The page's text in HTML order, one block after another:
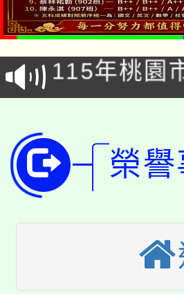
局官網。
8月14至27
開!
115年桃園
田徑場及游
桃園市低收
視費優惠，
半價優惠，
份教師增能
大溪自造教
115年食農
「本色祭
榮